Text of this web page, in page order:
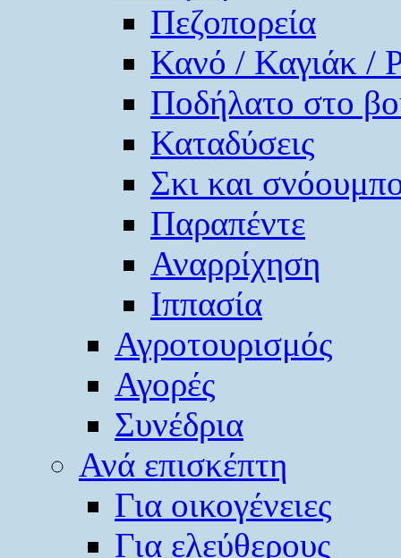
Πεζοπορεία
Κανό / Καγιάκ /
Ποδήλατο στο
Καταδύσεις
Σκι και
Παραπέντε
Αναρρίχηση
Ιππασία
Αγροτουρισμός
Αγορές
Συνέδρια
Ανά επισκέπτη
Για οικογένειες
Για ελεύθερους